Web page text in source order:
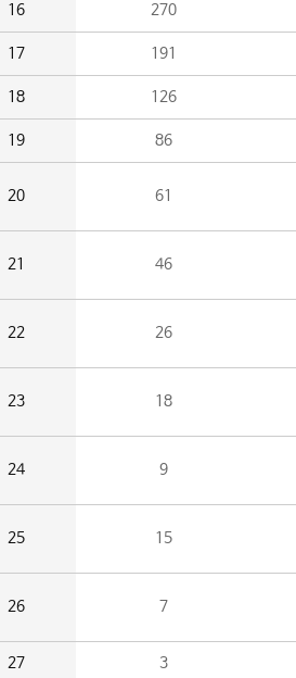
16 270
17 191
18 126
19 86
20 61
21 46
22 26
23 18
24 9
25 15
26 7
27 3